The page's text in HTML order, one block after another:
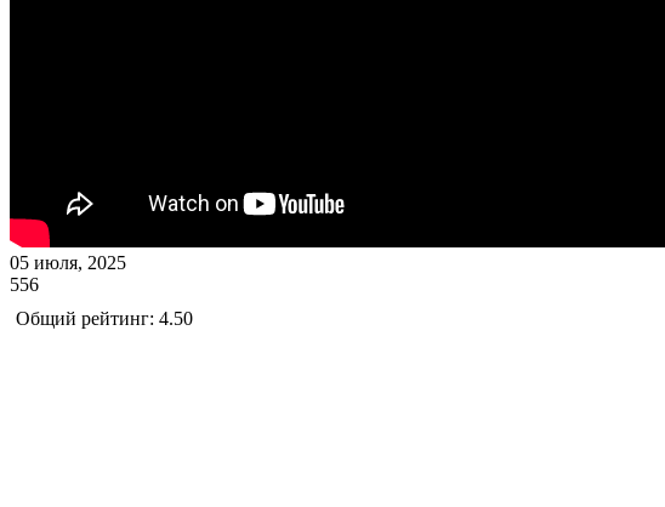
05 июля, 2025
556
Общий рейтинг: 4.50